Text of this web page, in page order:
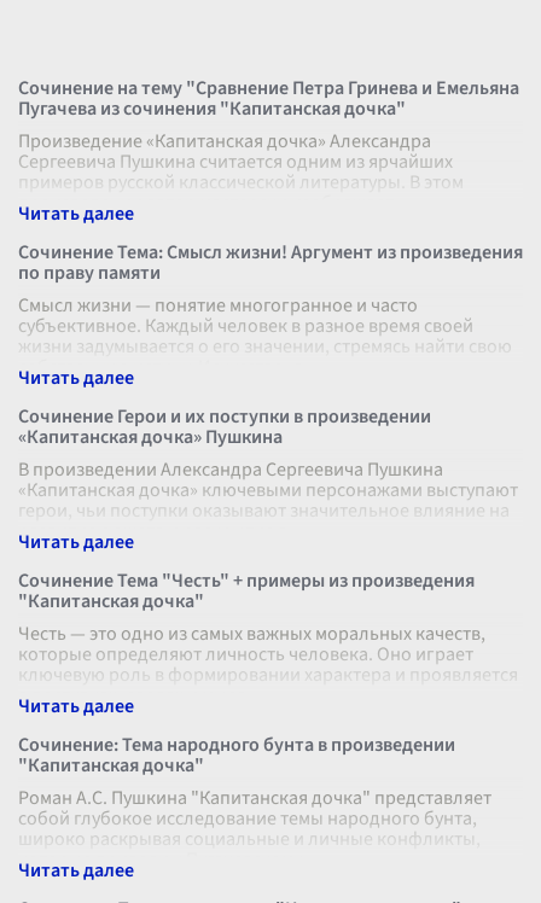
Сочинение на тему "Сравнение Петра Гринева и Емельяна
Пугачева из сочинения "Капитанская дочка"
Произведение «Капитанская дочка» Александра
Сергеевича Пушкина считается одним из ярчайших
примеров русской классической литературы. В этом
произведении автор мастерски изображает
Сочинение Тема: Смысл жизни! Аргумент из произведения
по праву памяти
Смысл жизни — понятие многогранное и часто
субъективное. Каждый человек в разное время своей
жизни задумывается о его значении, стремясь найти свою
собственную истину. Искусство, л
Сочинение Герои и их поступки в произведении
«Капитанская дочка» Пушкина
В произведении Александра Сергеевича Пушкина
«Капитанская дочка» ключевыми персонажами выступают
герои, чьи поступки оказывают значительное влияние на
развитие сюжета и раскрытие г
Сочинение Тема "Честь" + примеры из произведения
"Капитанская дочка"
Честь — это одно из самых важных моральных качеств,
которые определяют личность человека. Оно играет
ключевую роль в формировании характера и проявляется
в поступках, словах и мысл
Сочинение: Тема народного бунта в произведении
"Капитанская дочка"
Роман А.С. Пушкина "Капитанская дочка" представляет
собой глубокое исследование темы народного бунта,
широко раскрывая социальные и личные конфликты,
которые привели к Пугачевскому